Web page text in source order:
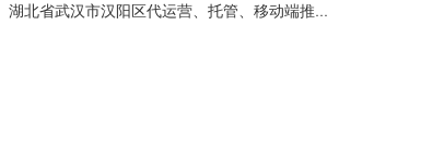
湖北省武汉市汉阳区代运营、托管、移动端推广公司【网站建设一条龙】